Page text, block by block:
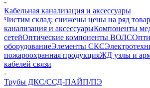
-
Кабельная канализация и аксессуары
Чистим склад: снижены цены на ряд
канализация и аксессуарыКомпоненты
сетейОптические компоненты ВОЛС
оборудованиеЭлементы СКС
пожароохранная продукцияЖД узлы и
кабелей связи
-
Трубы ДКС/ССД-ПАЙП/ПЭ